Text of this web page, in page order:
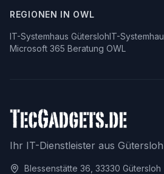
REGIONEN IN OWL
IT-Systemhaus GüterslohIT-
Microsoft 365 Beratung OWL
Ihr IT-Dienstleister aus
Blessenstätte 36, 33330 Gütersloh